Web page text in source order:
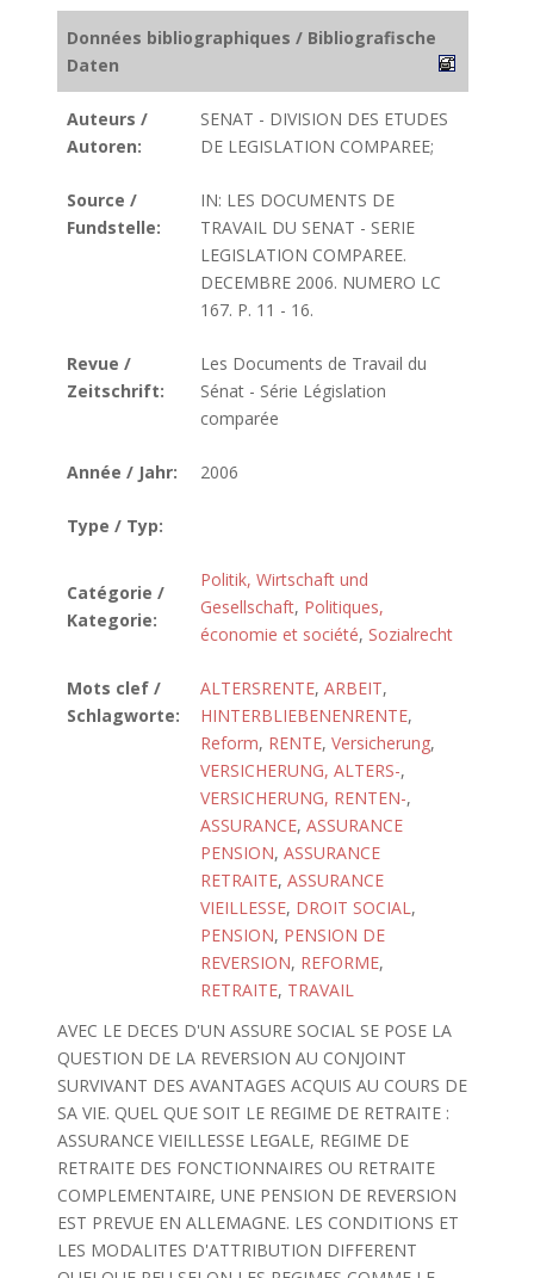
Données bibliographiques / Bibliografische
Daten
Auteurs /
Autoren:
SENAT - DIVISION DES ETUDES
DE LEGISLATION COMPAREE;
Source /
Fundstelle:
IN: LES DOCUMENTS DE
TRAVAIL DU SENAT - SERIE
LEGISLATION COMPAREE.
DECEMBRE 2006. NUMERO LC
167. P. 11 - 16.
Revue /
Zeitschrift:
Les Documents de Travail du
Sénat - Série Législation
comparée
Année / Jahr: 2006
Type / Typ:
Catégorie /
Kategorie:
Politik, Wirtschaft und
Gesellschaft, Politiques,
économie et société, Sozialrecht
Mots clef /
Schlagworte:
ALTERSRENTE, ARBEIT,
HINTERBLIEBENENRENTE,
Reform, RENTE, Versicherung,
VERSICHERUNG, ALTERS-,
VERSICHERUNG, RENTEN-,
ASSURANCE, ASSURANCE
PENSION, ASSURANCE
RETRAITE, ASSURANCE
VIEILLESSE, DROIT SOCIAL,
PENSION, PENSION DE
REVERSION, REFORME,
RETRAITE, TRAVAIL
AVEC LE DECES D'UN ASSURE SOCIAL SE POSE LA
QUESTION DE LA REVERSION AU CONJOINT
SURVIVANT DES AVANTAGES ACQUIS AU COURS DE
SA VIE. QUEL QUE SOIT LE REGIME DE RETRAITE :
ASSURANCE VIEILLESSE LEGALE, REGIME DE
RETRAITE DES FONCTIONNAIRES OU RETRAITE
COMPLEMENTAIRE, UNE PENSION DE REVERSION
EST PREVUE EN ALLEMAGNE. LES CONDITIONS ET
LES MODALITES D'ATTRIBUTION DIFFERENT